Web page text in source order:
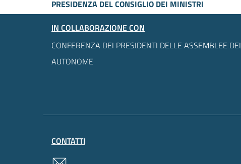
PRESIDENZA DEL CONSIGLIO DEI MINISTRI
IN COLLABORAZIONE CON
CONFERENZA DEI PRESIDENTI DELLE ASSEMBLEE
AUTONOME
CONTATTI